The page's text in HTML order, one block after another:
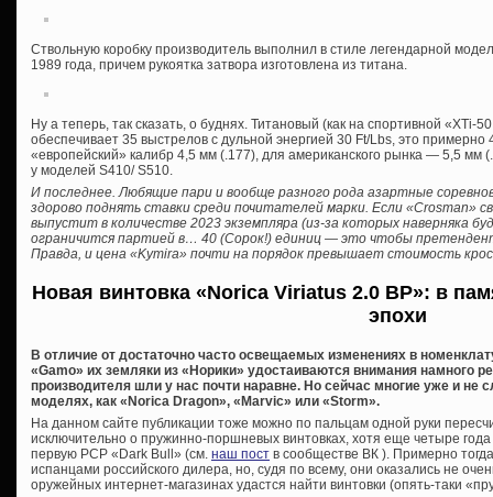
Ствольную коробку производитель выполнил в стиле легендарной
1989 года, причем рукоятка затвора изготовлена из титана.
Ну а теперь, так сказать, о буднях. Титановый (как на спортивной «XTi-
обеспечивает 35 выстрелов с дульной энергией 30 Ft/Lbs, это
«европейский» калибр 4,5 мм (.177), для американского рынка — 5,5 мм
у моделей S410/ S510.
И последнее. Любящие пари и вообще разного рода азартные
здорово поднять ставки среди почитателей марки. Если «Crosman»
выпустит в количестве 2023 экземпляра (из-за которых наверняка
ограничится партией в… 40 (Сорок!) единиц — это чтобы
Правда, и цена «Kymira» почти на порядок превышает стоимость
Новая винтовка «Norica Viriatus 2.0 BP»: в
эпохи
В отличие от достаточно часто освещаемых изменениях в
«Gamo» их земляки из «Норики» удостаиваются внимания намного
производителя шли у нас почти наравне. Но сейчас многие уже и не
моделях, как «Norica Dragon», «Marvic» или «Storm».
На данном сайте публикации тоже можно по пальцам одной руки
исключительно о пружинно-поршневых винтовках, хотя еще четыре
первую PCP «Dark Bull» (см. наш пост в сообществе ВК ). Примерно
испанцами российского дилера, но, судя по всему, они оказались не
оружейных интернет-магазинах удастся найти винтовки (опять-таки